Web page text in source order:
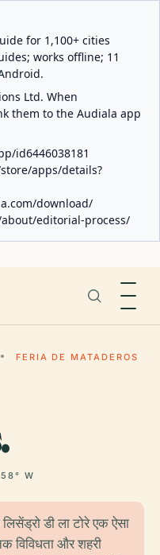
for 1,100+ cities
works offline; 11
Ltd. When
them to the Audiala app
id6446038181
apps/details?
download/
editorial-process/
FERIA DE MATADEROS
W
डी ला टोरे एक ऐसा
विविधता और शहरी